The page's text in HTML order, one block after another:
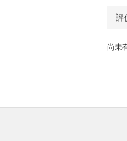
尚未